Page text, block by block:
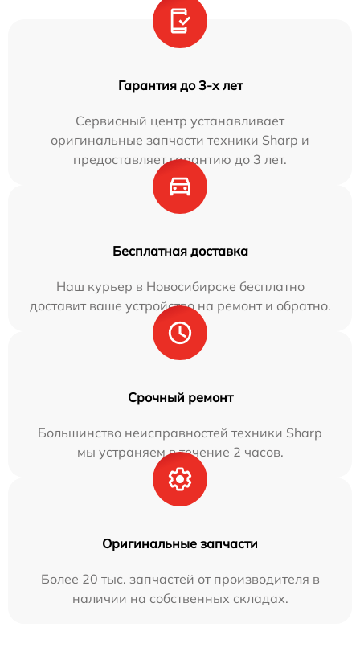
Гарантия до 3-х лет
Сервисный центр устанавливает
оригинальные запчасти техники Sharp и
предоставляет гарантию до 3 лет.
Бесплатная доставка
Наш курьер в Новосибирске бесплатно
доставит ваше устройство на ремонт и обратно.
Срочный ремонт
Большинство неисправностей техники Sharp
мы устраняем в течение 2 часов.
Оригинальные запчасти
Более 20 тыс. запчастей от производителя в
наличии на собственных складах.